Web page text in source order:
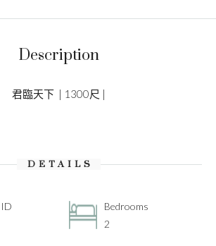
Description
君臨天下 | 1300尺 |
DETAILS
Bedrooms
2